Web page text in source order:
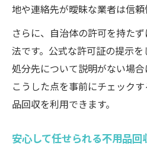
地や連絡先が曖昧な業者は信頼
さらに、自治体の許可を持た
法です。公式な許可証の提示
処分先について説明がない場合
こうした点を事前にチェック
品回収を利用できます。
安心して任せられる不用品回